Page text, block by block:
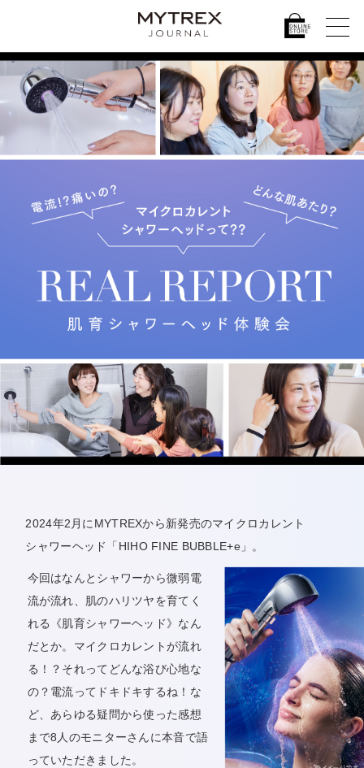
2024年2月にMYTREXから新発売のマイクロカレント
シャワーヘッド「HIHO FINE BUBBLE+e」。
今回はなんとシャワーから微弱電
流が流れ、肌のハリツヤを育てく
れる《肌育シャワーヘッド》なん
だとか。マイクロカレントが流れ
る！？それってどんな浴び心地な
の？電流ってドキドキするね！な
ど、あらゆる疑問から使った感想
まで8人のモニターさんに本音で語
っていただきました。